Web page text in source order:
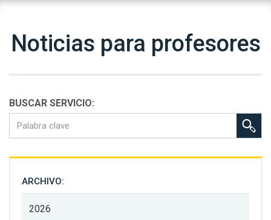
Noticias para profesores
BUSCAR SERVICIO:
ARCHIVO:
2026